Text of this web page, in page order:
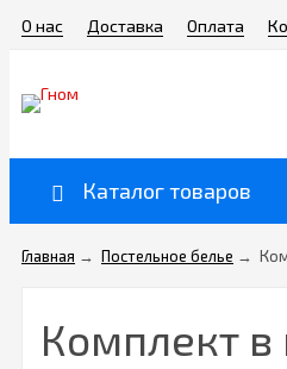
О нас Доставка Оплата
Каталог товаров
Главная → Постельное белье →
Комплект в